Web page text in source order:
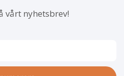
vårt nyhetsbrev!